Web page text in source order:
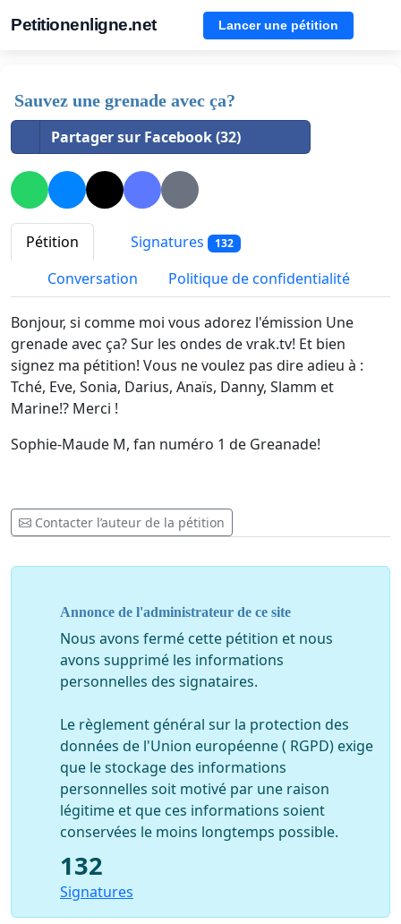
Petitionenligne.net Lancer une pétition
Sauvez une grenade avec ça?
Partager sur Facebook (32)
Pétition Signatures 132
Conversation Politique de confidentialité
Bonjour, si comme moi vous adorez l'émission Une
grenade avec ça? Sur les ondes de vrak.tv! Et bien
signez ma pétition! Vous ne voulez pas dire adieu à :
Tché, Eve, Sonia, Darius, Anaïs, Danny, Slamm et
Marine!? Merci !
Sophie-Maude M, fan numéro 1 de Greanade!
Contacter l’auteur de la pétition
Annonce de l'administrateur de ce site
Nous avons fermé cette pétition et nous
avons supprimé les informations
personnelles des signataires.
Le règlement général sur la protection des
données de l'Union européenne ( RGPD) exige
que le stockage des informations
personnelles soit motivé par une raison
légitime et que ces informations soient
conservées le moins longtemps possible.
132
Signatures